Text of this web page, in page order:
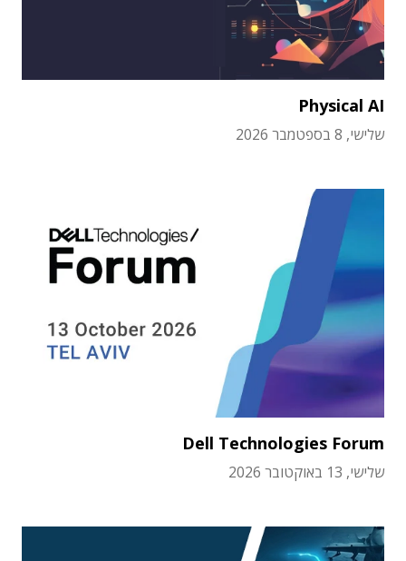
Physical AI
שלישי, 8 בספטמבר 2026
Dell Technologies Forum
שלישי, 13 באוקטובר 2026